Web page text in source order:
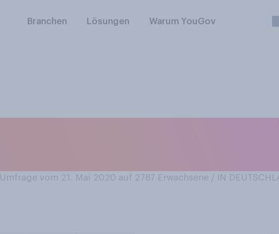
Branchen Lösungen Warum YouGov
Umfrage vom 21. Mai 2020 auf 2787 Erwachsene / IN